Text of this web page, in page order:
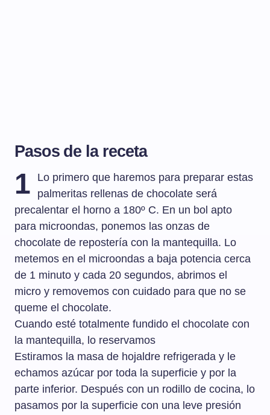
Pasos de la receta
1
Lo primero que haremos para preparar estas
palmeritas rellenas de chocolate será
precalentar el horno a 180º C. En un bol apto
para microondas, ponemos las onzas de
chocolate de repostería con la mantequilla. Lo
metemos en el microondas a baja potencia cerca
de 1 minuto y cada 20 segundos, abrimos el
micro y removemos con cuidado para que no se
queme el chocolate.
Cuando esté totalmente fundido el chocolate con
la mantequilla, lo reservamos
Estiramos la masa de hojaldre refrigerada y le
echamos azúcar por toda la superficie y por la
parte inferior. Después con un rodillo de cocina, lo
pasamos por la superficie con una leve presión